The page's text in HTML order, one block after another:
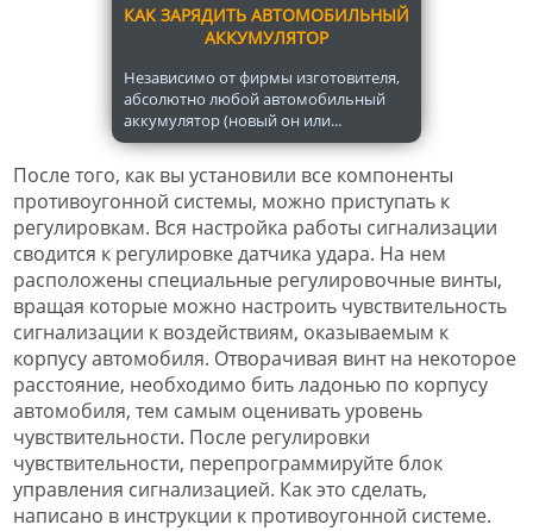
КАК ЗАРЯДИТЬ АВТОМОБИЛЬНЫЙ
АККУМУЛЯТОР
Независимо от фирмы изготовителя,
абсолютно любой автомобильный
аккумулятор (новый он или...
После того, как вы установили все компоненты
противоугонной системы, можно приступать к
регулировкам. Вся настройка работы сигнализации
сводится к регулировке датчика удара. На нем
расположены специальные регулировочные винты,
вращая которые можно настроить чувствительность
сигнализации к воздействиям, оказываемым к
корпусу автомобиля. Отворачивая винт на некоторое
расстояние, необходимо бить ладонью по корпусу
автомобиля, тем самым оценивать уровень
чувствительности. После регулировки
чувствительности, перепрограммируйте блок
управления сигнализацией. Как это сделать,
написано в инструкции к противоугонной системе.